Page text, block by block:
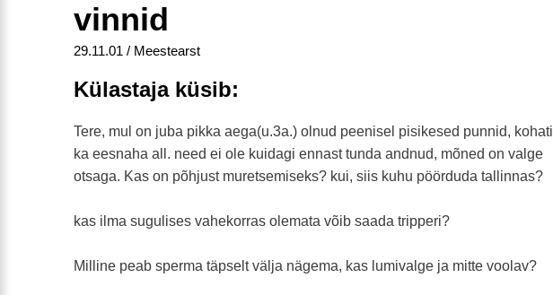
vinnid
29.11.01 / Meestearst
Külastaja küsib:
Tere, mul on juba pikka aega(u.3a.) olnud peenisel pisikesed punnid, kohati
ka eesnaha all. need ei ole kuidagi ennast tunda andnud, mõned on valge
otsaga. Kas on põhjust muretsemiseks? kui, siis kuhu pöörduda tallinnas?
kas ilma sugulises vahekorras olemata võib saada tripperi?
Milline peab sperma täpselt välja nägema, kas lumivalge ja mitte voolav?